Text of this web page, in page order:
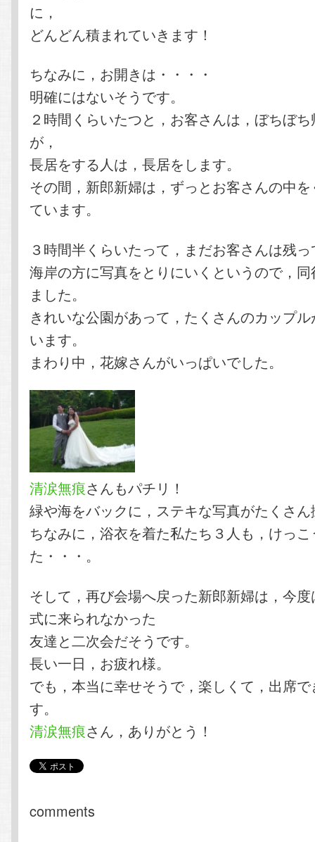
に，
どんどん積まれていきます！
ちなみに，お開きは・・・・
明確にはないそうです。
２時間くらいたつと，お客さんは，ぼちぼ
が，
長居をする人は，長居をします。
その間，新郎新婦は，ずっとお客さんの中
ています。
３時間半くらいたって，まだお客さんは残
海岸の方に写真をとりにいくというので，
ました。
きれいな公園があって，たくさんのカップ
います。
まわり中，花嫁さんがいっぱいでした。
清涙無痕さんもパチリ！
緑や海をバックに，ステキな写真がたくさ
ちなみに，浴衣を着た私たち３人も，けっ
た・・・。
そして，再び会場へ戻った新郎新婦は，今
式に来られなかった
友達と二次会だそうです。
長い一日，お疲れ様。
でも，本当に幸せそうで，楽しくて，出席
す。
清涙無痕さん，ありがとう！
comments